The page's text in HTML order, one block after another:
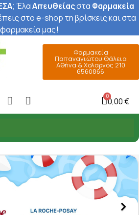
; ΈλαΑπευθείαςστα Φαρμακεία
στο e-shop τη βρίσκεις και στα
φαρμακεία μας!
Φαρμακεία
Παπαναγιώτου Θάλεια
Αθήνα & Χολαργός 210
6560866
0,00 €
